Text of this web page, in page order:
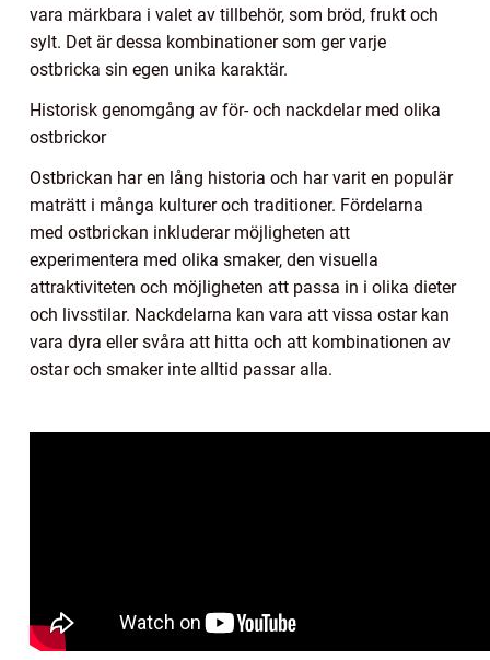
vara märkbara i valet av tillbehör, som bröd, frukt och
sylt. Det är dessa kombinationer som ger varje
ostbricka sin egen unika karaktär.
Historisk genomgång av för- och nackdelar med olika
ostbrickor
Ostbrickan har en lång historia och har varit en populär
maträtt i många kulturer och traditioner. Fördelarna
med ostbrickan inkluderar möjligheten att
experimentera med olika smaker, den visuella
attraktiviteten och möjligheten att passa in i olika dieter
och livsstilar. Nackdelarna kan vara att vissa ostar kan
vara dyra eller svåra att hitta och att kombinationen av
ostar och smaker inte alltid passar alla.